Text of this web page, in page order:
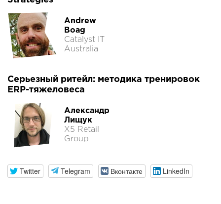
Andrew
Boag
Catalyst IT
Australia
Серьезный ритейл: методика тренировок
ERP-тяжеловеса
Александр
Лищук
X5 Retail
Group
Twitter Telegram Вконтакте LinkedIn